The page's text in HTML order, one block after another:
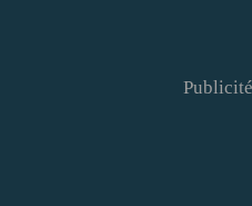
Publicité